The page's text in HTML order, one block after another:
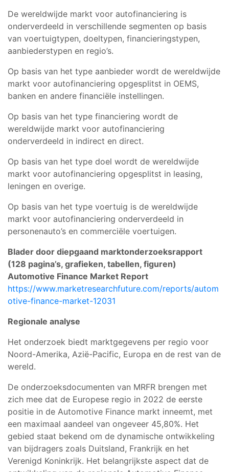
De wereldwijde markt voor autofinanciering is
onderverdeeld in verschillende segmenten op basis
van voertuigtypen, doeltypen, financieringstypen,
aanbiederstypen en regio’s.
Op basis van het type aanbieder wordt de wereldwijde
markt voor autofinanciering opgesplitst in OEMS,
banken en andere financiële instellingen.
Op basis van het type financiering wordt de
wereldwijde markt voor autofinanciering
onderverdeeld in indirect en direct.
Op basis van het type doel wordt de wereldwijde
markt voor autofinanciering opgesplitst in leasing,
leningen en overige.
Op basis van het type voertuig is de wereldwijde
markt voor autofinanciering onderverdeeld in
personenauto’s en commerciële voertuigen.
Blader door diepgaand marktonderzoeksrapport
(128 pagina’s, grafieken, tabellen, figuren)
Automotive Finance Market Report
https://www.marketresearchfuture.com/reports/autom
otive-finance-market-12031
Regionale analyse
Het onderzoek biedt marktgegevens per regio voor
Noord-Amerika, Azië-Pacific, Europa en de rest van de
wereld.
De onderzoeksdocumenten van MRFR brengen met
zich mee dat de Europese regio in 2022 de eerste
positie in de Automotive Finance markt inneemt, met
een maximaal aandeel van ongeveer 45,80%. Het
gebied staat bekend om de dynamische ontwikkeling
van bijdragers zoals Duitsland, Frankrijk en het
Verenigd Koninkrijk. Het belangrijkste aspect dat de